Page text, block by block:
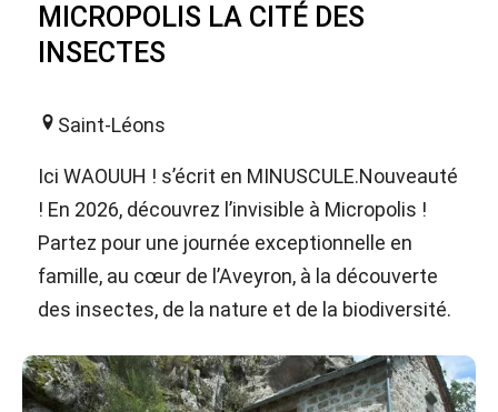
MICROPOLIS LA CITÉ DES
INSECTES
Saint-Léons
Ici WAOUUH ! s’écrit en MINUSCULE.Nouveauté
! En 2026, découvrez l’invisible à Micropolis !
Partez pour une journée exceptionnelle en
famille, au cœur de l’Aveyron, à la découverte
des insectes, de la nature et de la biodiversité.